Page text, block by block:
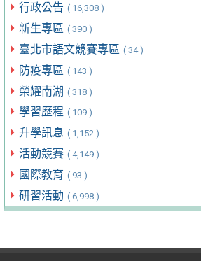
行政公告 ( 16,308 )
新生專區 ( 390 )
臺北市語文競賽專區 ( 34 )
防疫專區 ( 143 )
榮耀南湖 ( 318 )
學習歷程 ( 109 )
升學訊息 ( 1,152 )
活動競賽 ( 4,149 )
國際教育 ( 93 )
研習活動 ( 6,998 )